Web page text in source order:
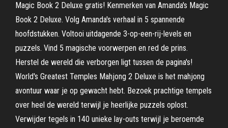
Magic Book 2 Deluxe gratis! Kenmerken van Amanda's Magic
Book 2 Deluxe. Volg Amanda's verhaal in 5 spannende
hoofdstukken. Voltooi uitdagende 3-op-een-rij-levels en
puzzels. Vind 5 magische voorwerpen en red de prins.
Herstel de wereld die verborgen ligt tussen de pagina's!
World's Greatest Temples Mahjong 2 Deluxe is het mahjong
avontuur waar je op gewacht hebt. Bezoek prachtige tempels
over heel de wereld terwijl je heerlijke puzzels oplost.
Verwijder tegels in 140 unieke lay-outs terwijl je beroemde